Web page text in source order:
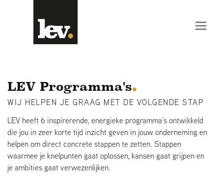
LEV Programma's
WIJ HELPEN JE GRAAG MET DE VOLGENDE STAP
LEV heeft 6 inspirerende, energieke programma’s ontwikkeld
die jou in zeer korte tijd inzicht geven in jouw onderneming en
helpen om direct concrete stappen te zetten. Stappen
waarmee je knelpunten gaat oplossen, kansen gaat grijpen en
je ambities gaat verwezenlijken.